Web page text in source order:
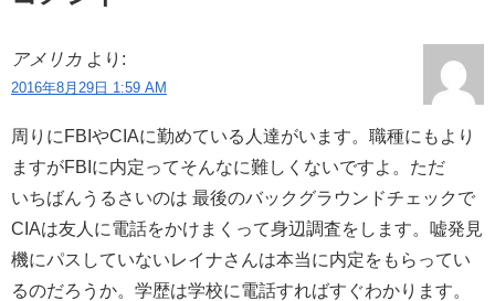
アメリカ より:
2016年8月29日 1:59 AM
周りにFBIやCIAに勤めている人達がいます。職種にもより
ますがFBIに内定ってそんなに難しくないですよ。ただ
いちばんうるさいのは 最後のバックグラウンドチェックで
CIAは友人に電話をかけまくって身辺調査をします。嘘発見
機にパスしていないレイナさんは本当に内定をもらってい
るのだろうか。学歴は学校に電話すればすぐわかります。